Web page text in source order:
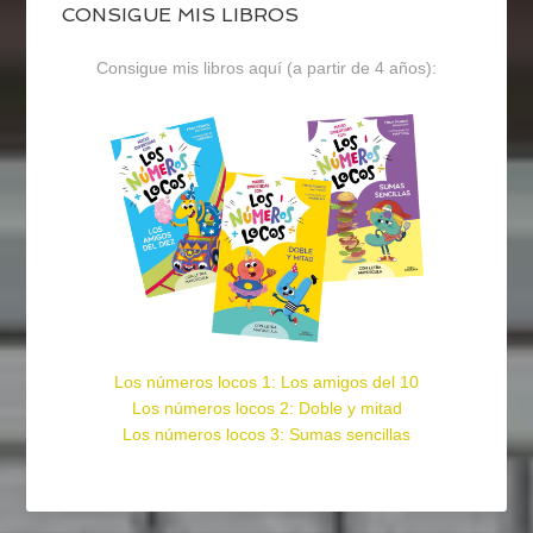
CONSIGUE MIS LIBROS
Consigue mis libros aquí (a partir de 4 años):
Los números locos 1: Los amigos del 10
Los números locos 2: Doble y mitad
Los números locos 3: Sumas sencillas